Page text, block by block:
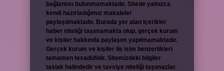
bağlantısı bulunmamaktadır. Sitede yalnızca
kendi hazırladığımız makaleler
paylaşılmaktadır. Burada yer alan içerikler
haber niteliği taşımamakta olup, gerçek kurum
ve kişiler hakkında paylaşım yapılmamaktadır.
Gerçek kurum ve kişiler ile isim benzerlikleri
tamamen tesadüfidir. Sitemizdeki bilgiler
taslak halindedir ve tavsiye niteliği taşımazlar.